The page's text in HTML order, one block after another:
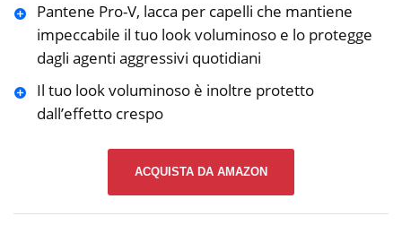
Pantene Pro-V, lacca per capelli che mantiene
impeccabile il tuo look voluminoso e lo protegge
dagli agenti aggressivi quotidiani
Il tuo look voluminoso è inoltre protetto
dall’effetto crespo
ACQUISTA DA AMAZON